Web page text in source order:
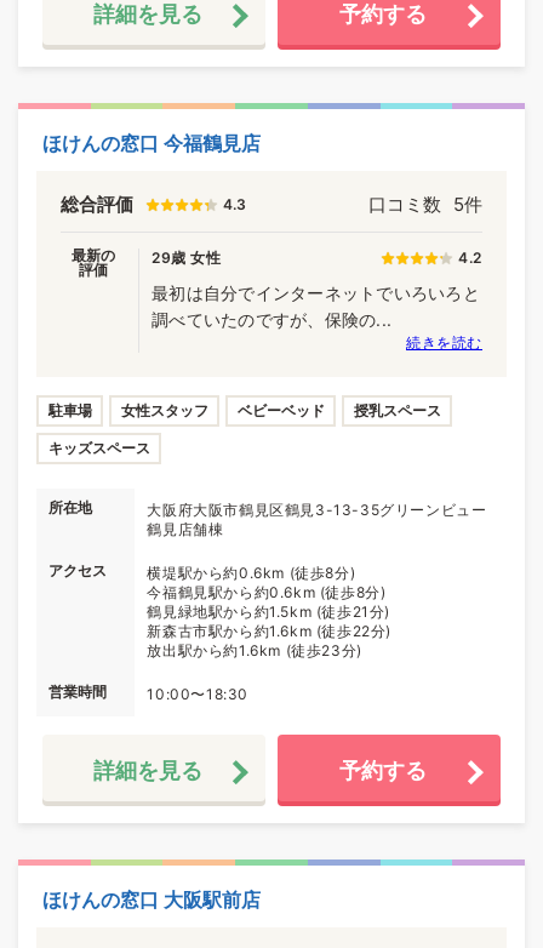
詳細を見る 予約する
ほけんの窓口 今福鶴見店
総合評価 4.3 口コミ数 5件
最新の
評価
29歳 女性 4.2
最初は自分でインターネットでいろいろと
調べていたのですが、保険の...
続きを読む
駐車場 女性スタッフ ベビーベッド 授乳スペース
キッズスペース
所在地
大阪府大阪市鶴見区鶴見3-13-35グリーンビュー
鶴見店舗棟
アクセス
横堤駅から約0.6km (徒歩8分)
今福鶴見駅から約0.6km (徒歩8分)
鶴見緑地駅から約1.5km (徒歩21分)
新森古市駅から約1.6km (徒歩22分)
放出駅から約1.6km (徒歩23分)
営業時間 10:00〜18:30
詳細を見る 予約する
ほけんの窓口 大阪駅前店